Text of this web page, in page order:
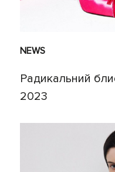
NEWS
Радикальний
2023